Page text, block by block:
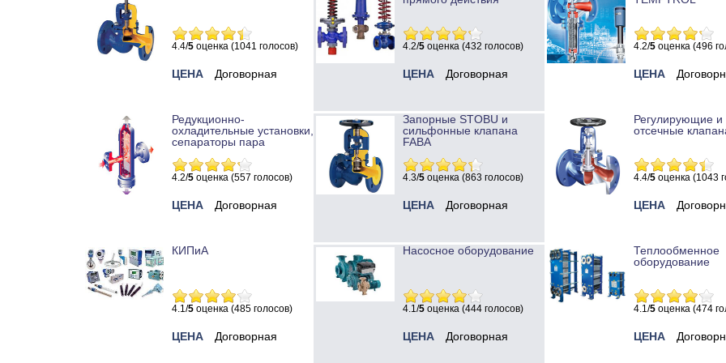
4.4/5 оценка (1041 голосов)
ЦЕНА Договорная
4.2/5 оценка (432 голосов)
ЦЕНА Договорная
4.2/5 оценка (496
ЦЕНА
Редукционно-
охладительные установки,
сепараторы пара
4.2/5 оценка (557 голосов)
ЦЕНА Договорная
Запорные STOBU и
сильфонные клапана
FABA
4.3/5 оценка (863 голосов)
ЦЕНА Договорная
Регулирующие и
отсечные
4.4/5 оценка (1043
ЦЕНА
КИПиА
4.1/5 оценка (485 голосов)
ЦЕНА Договорная
Насосное оборудование
4.1/5 оценка (444 голосов)
ЦЕНА Договорная
Теплообменное
оборудование
4.1/5 оценка (474
ЦЕНА